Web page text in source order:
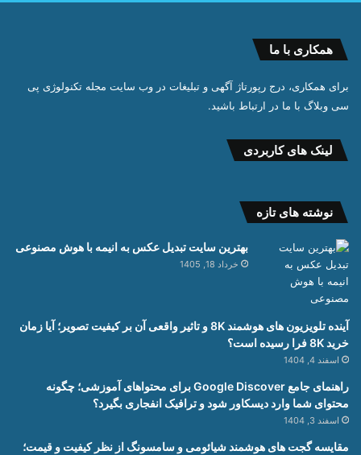
همکاری با ما
برای همکاری، درج رپورتاژ آگهی و تبلیغات در وب سایت مجله تکنولوژی پی
سی وبلاگ با ما در ارتباط باشید.
لینک های کاربردی
نوشته های تازه
بهترین سایت تبدیل عکس به انیمه با هوش مصنوعی
خرداد 18, 1405
آینده تلویزیون های هوشمند 8K و تاثیر واقعی آن بر کیفیت تصویر؛ آیا زمان
خرید 8K فرا رسیده است؟
اسفند 4, 1404
راهنمای جامع Google Discover برای محتواهای آموزشی؛ چگونه
محتوای شما وارد دیسکاور شود و ترافیک انفجاری بگیرد؟
اسفند 3, 1404
مقایسه گجت های هوشمند شیائومی و سامسونگ از نظر کیفیت و قیمت؛